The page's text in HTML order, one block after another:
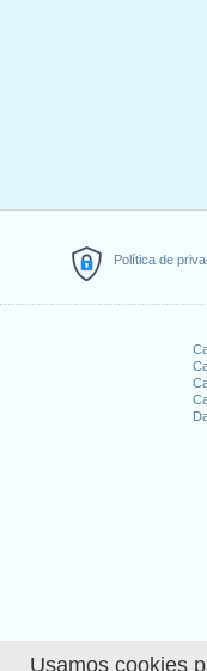
Usamos cookies
Política de